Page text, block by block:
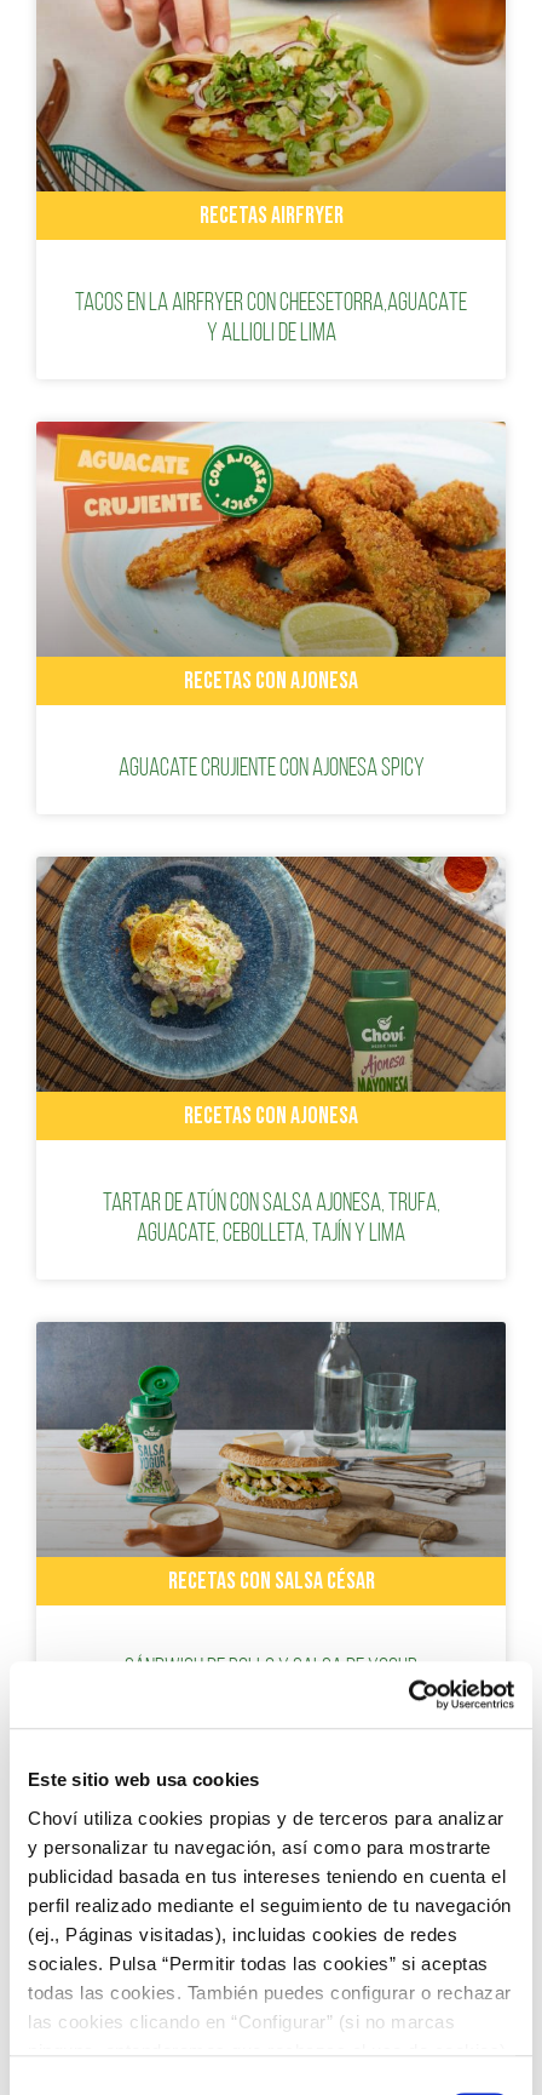
Este sitio web usa cookies
Choví utiliza cookies propias y de terceros para analizar
y personalizar tu navegación, así como para mostrarte
publicidad basada en tus intereses teniendo en cuenta el
perfil realizado mediante el seguimiento de tu navegación
(ej., Páginas visitadas), incluidas cookies de redes
sociales. Pulsa “Permitir todas las cookies” si aceptas
todas las cookies. También puedes configurar o rechazar
las cookies clicando en “Configurar” (si no marcas
RECETAS AIRFRYER
TACOS EN LA AIRFRYER CON CHEESETORRA,AGUACATE
Y ALLIOLI DE LIMA
RECETAS CON AJONESA
Aguacate Crujiente con Ajonesa Spicy
RECETAS CON AJONESA
Tartar de Atún con salsa Ajonesa, trufa,
aguacate, cebolleta, tajín y lima
RECETAS CON SALSA CÉSAR
Sándwich de pollo y salsa de yogur
RECETAS CON ALIOLI